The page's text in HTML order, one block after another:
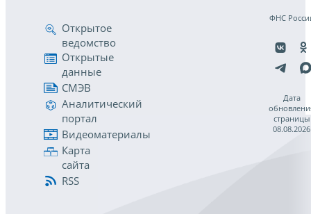
Открытое
ведомство
Открытые
данные
СМЭВ
Аналитический
портал
Видеоматериалы
Карта
сайта
RSS
ФНС
Дата
страницы
08.08.2026